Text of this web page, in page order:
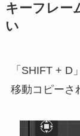
キーフレー
い
「SHIFT +
移動コピーさ